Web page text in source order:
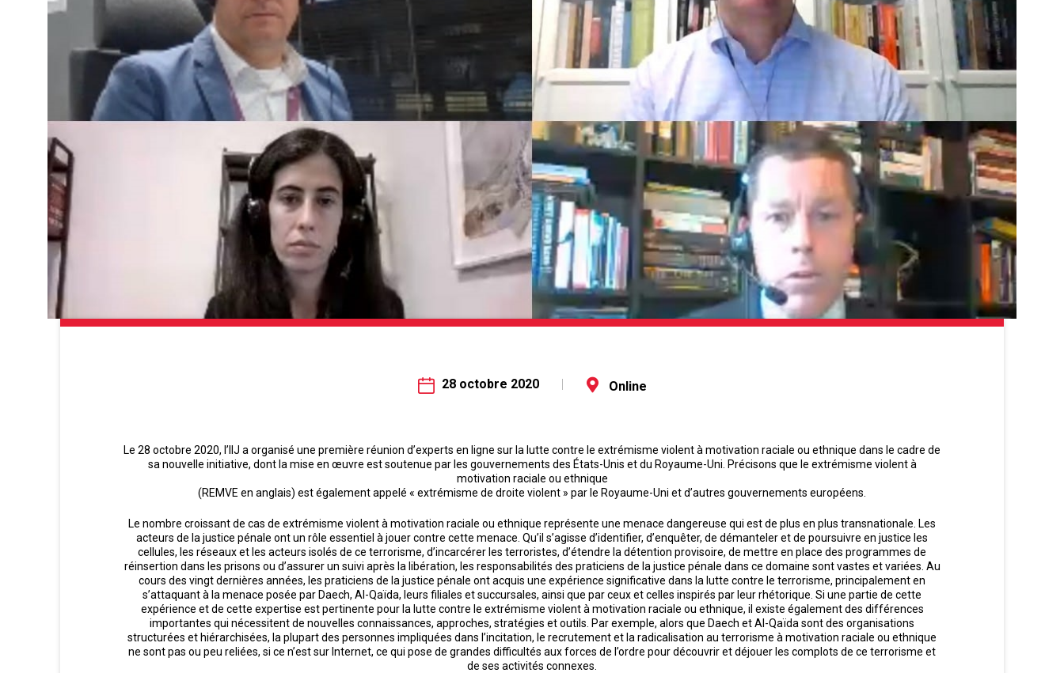
28 octobre 2020 Online
Le 28 octobre 2020, l’IIJ a organisé une première réunion d’experts en ligne sur la lutte contre le extrémisme violent à motivation raciale ou ethnique dans le cadre de
sa nouvelle initiative, dont la mise en œuvre est soutenue par les gouvernements des États-Unis et du Royaume-Uni. Précisons que le extrémisme violent à
motivation raciale ou ethnique
(REMVE en anglais) est également appelé « extrémisme de droite violent » par le Royaume-Uni et d’autres gouvernements européens.
Le nombre croissant de cas de extrémisme violent à motivation raciale ou ethnique représente une menace dangereuse qui est de plus en plus transnationale. Les
acteurs de la justice pénale ont un rôle essentiel à jouer contre cette menace. Qu’il s’agisse d’identifier, d’enquêter, de démanteler et de poursuivre en justice les
cellules, les réseaux et les acteurs isolés de ce terrorisme, d’incarcérer les terroristes, d’étendre la détention provisoire, de mettre en place des programmes de
réinsertion dans les prisons ou d’assurer un suivi après la libération, les responsabilités des praticiens de la justice pénale dans ce domaine sont vastes et variées. Au
cours des vingt dernières années, les praticiens de la justice pénale ont acquis une expérience significative dans la lutte contre le terrorisme, principalement en
s’attaquant à la menace posée par Daech, Al-Qaïda, leurs filiales et succursales, ainsi que par ceux et celles inspirés par leur rhétorique. Si une partie de cette
expérience et de cette expertise est pertinente pour la lutte contre le extrémisme violent à motivation raciale ou ethnique, il existe également des différences
importantes qui nécessitent de nouvelles connaissances, approches, stratégies et outils. Par exemple, alors que Daech et Al-Qaïda sont des organisations
structurées et hiérarchisées, la plupart des personnes impliquées dans l’incitation, le recrutement et la radicalisation au terrorisme à motivation raciale ou ethnique
ne sont pas ou peu reliées, si ce n’est sur Internet, ce qui pose de grandes difficultés aux forces de l’ordre pour découvrir et déjouer les complots de ce terrorisme et
de ses activités connexes.